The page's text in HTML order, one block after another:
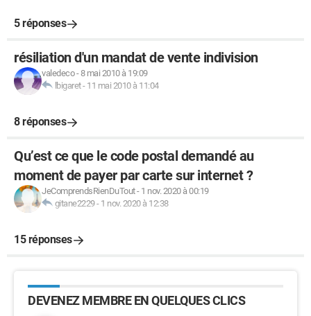
5 réponses
résiliation d'un mandat de vente indivision
valedeco-8 mai 2010 à 19:09
lbigaret- 11 mai 2010 à 11:04
8 réponses
Qu’est ce que le code postal demandé au
moment de payer par carte sur internet ?
JeComprendsRienDuTout- 1 nov. 2020 à 00:19
gitane2229- 1 nov. 2020 à 12:38
15 réponses
DEVENEZ MEMBRE EN QUELQUES CLICS